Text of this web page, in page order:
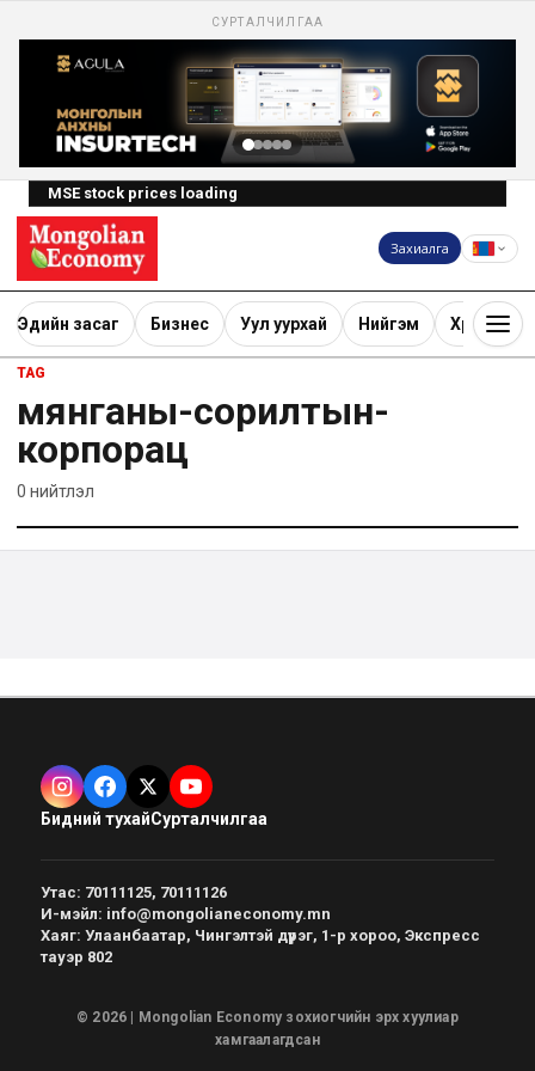
СУРТАЛЧИЛГАА
MSE stock prices loading
Захиалга
Эдийн засаг Бизнес Уул уурхай Нийгэм Хөрөнгө
TAG
мянганы-сорилтын-
корпорац
0 нийтлэл
Бидний тухайСурталчилгаа
Утас: 70111125, 70111126
И-мэйл: info@mongolianeconomy.mn
Хаяг: Улаанбаатар, Чингэлтэй дүүрэг, 1-р хороо, Экспресс
тауэр 802
© 2026 | Mongolian Economy зохиогчийн эрх хуулиар
хамгаалагдсан